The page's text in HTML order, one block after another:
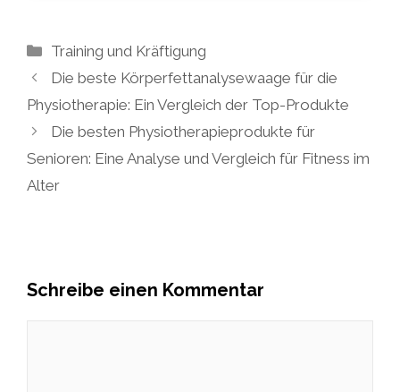
Kategorien
Training und Kräftigung
Die beste Körperfettanalysewaage für die
Physiotherapie: Ein Vergleich der Top-Produkte
Die besten Physiotherapieprodukte für
Senioren: Eine Analyse und Vergleich für Fitness im
Alter
Schreibe einen Kommentar